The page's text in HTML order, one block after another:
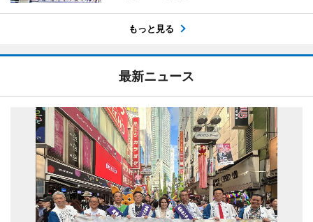
もっと見る
最新ニュース